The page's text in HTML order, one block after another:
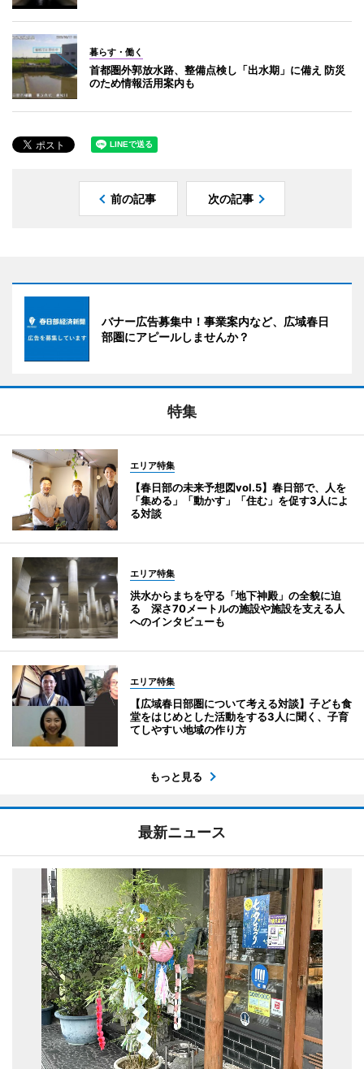
暮らす・働く
首都圏外郭放水路、整備点検し「出水期」に備え 防災
のため情報活用案内も
前の記事 次の記事
バナー広告募集中！事業案内など、広域春日
部圏にアピールしませんか？
特集
エリア特集
【春日部の未来予想図vol.5】春日部で、人を
「集める」「動かす」「住む」を促す3人によ
る対談
エリア特集
洪水からまちを守る「地下神殿」の全貌に迫
る 深さ70メートルの施設や施設を支える人
へのインタビューも
エリア特集
【広域春日部圏について考える対談】子ども食
堂をはじめとした活動をする3人に聞く、子育
てしやすい地域の作り方
もっと見る
最新ニュース